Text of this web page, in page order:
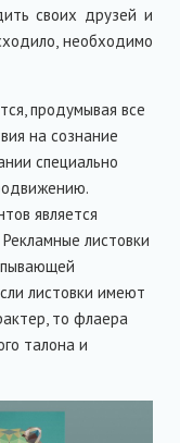
своих друзей и
необходимо
продумывая все
на сознание
специально
является
листовки
листовки имеют
то флаера
талона и